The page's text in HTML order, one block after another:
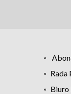
Rada
Biuro